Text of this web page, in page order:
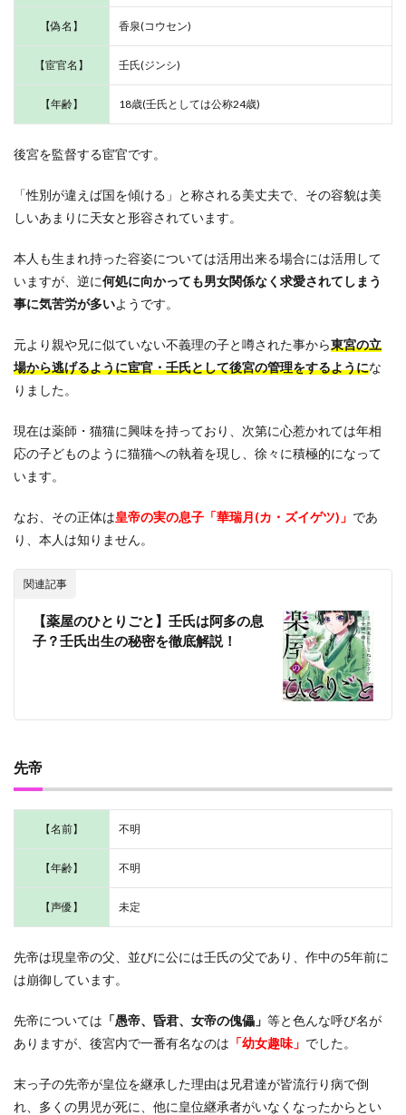
1.4.7
妻｜雀
1.5
羅の
のキ
クタ
医官｜
漢羅門
(カン・
ルォメ
1.5.2
大尉｜
(カン・
1.5.3
文官｜
ラハン)
1.5.4
ロ ) 農家
｜羅半
んあに)
クタ
上級医
医官
1.6.2
天祐(テ
ィンユ
1.6.3
姚(ヤオ)
伝い｜
燕燕(エ
【偽名】 香泉(コウセン)
【宦官名】 壬氏(ジンシ)
【年齢】 18歳(壬氏としては公称24歳)
後宮を監督する宦官です。
「性別が違えば国を傾ける」と称される美丈夫で、その容貌は美
しいあまりに天女と形容されています。
本人も生まれ持った容姿については活用出来る場合には活用して
いますが、逆に何処に向かっても男女関係なく求愛されてしまう
事に気苦労が多いようです。
元より親や兄に似ていない不義理の子と噂された事から東宮の立
場から逃げるように宦官・壬氏として後宮の管理をするようにな
りました。
現在は薬師・猫猫に興味を持っており、次第に心惹かれては年相
応の子どものように猫猫への執着を現し、徐々に積極的になって
います。
なお、その正体は皇帝の実の息子「華瑞月(カ・ズイゲツ)」 であ
り、本人は知りません。
関連記事
【薬屋のひとりごと】壬氏は阿多の息
子？壬氏出生の秘密を徹底解説！
先帝
【名前】 不明
【年齢】 不明
【声優】 未定
先帝は現皇帝の父、並びに公には壬氏の父であり、作中の5年前に
は崩御しています。
先帝については 「愚帝、昏君、女帝の傀儡」 等と色んな呼び名が
ありますが、後宮内で一番有名なのは 「幼女趣味」 でした。
末っ子の先帝が皇位を継承した理由は兄君達が皆流行り病で倒
れ、多くの男児が死に、他に皇位継承者がいなくなったからとい